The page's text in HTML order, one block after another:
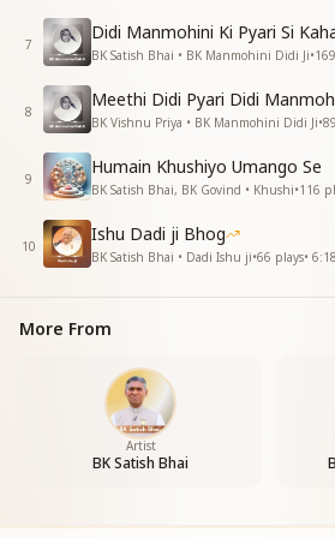
वो मुरली से ले प्रश्न फिर पुछ लेना
के हर बात में तुम तो आगे रही
यादों में मन के परदे पे तुम आ रही
यादों में मन के परदे पे तुम आ रही
दीदी साथ बाबा के मुस्का रही
यादों में मन के परदे पे तुम आ रही
यादों में मन के परदे पे तुम आ रही
7
Didi Manmohini Ki Pyari Si
BK Satish Bhai • BK Manmohini Didi Ji•169
8
Meethi Didi Pyari Didi
BK Vishnu Priya • BK Manmohini Didi Ji•89
9
Humain Khushiyo Umango Se
BK Satish Bhai, BK Govind • Khushi•116
10
Ishu Dadi ji Bhog
BK Satish Bhai • Dadi Ishu ji•66 plays• 6:18
More From
Artist
BK Satish Bhai